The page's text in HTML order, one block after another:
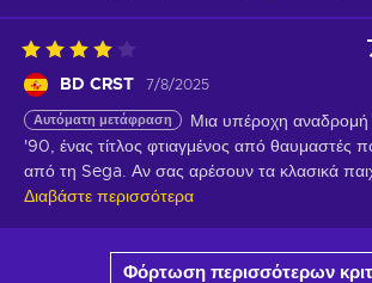
BD CRST 7/8/2025
Αυτόματη μετάφραση
Μια υπέροχη αναδρομή
'90, ένας τίτλος φτιαγμένος από θαυμαστές
από τη Sega. Αν σας αρέσουν τα κλασικά
Διαβάστε περισσότερα
Φόρτωση περισσότερων